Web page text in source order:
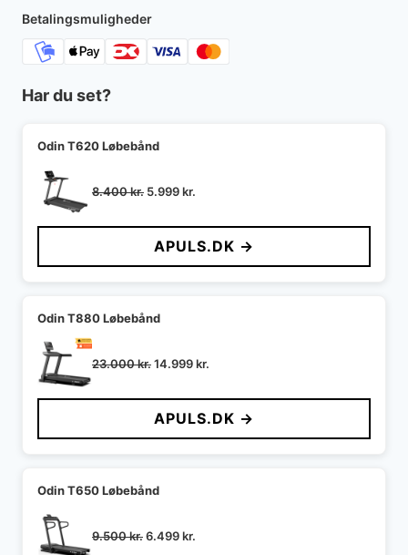
20.000 kr..
Betalingsmuligheder
Har du set?
Odin T620 Løbebånd
8.400kr. Den
pris
var:
8.400 kr..
5.999kr.
pris
er:
5.999 kr..
APULS.DK →
Odin T880 Løbebånd
23.000kr.Den
pris
var:
23.000 kr..
14.999kr.
pris
er:
14.999 kr..
APULS.DK →
Odin T650 Løbebånd
9.500kr.Den
6.499kr.